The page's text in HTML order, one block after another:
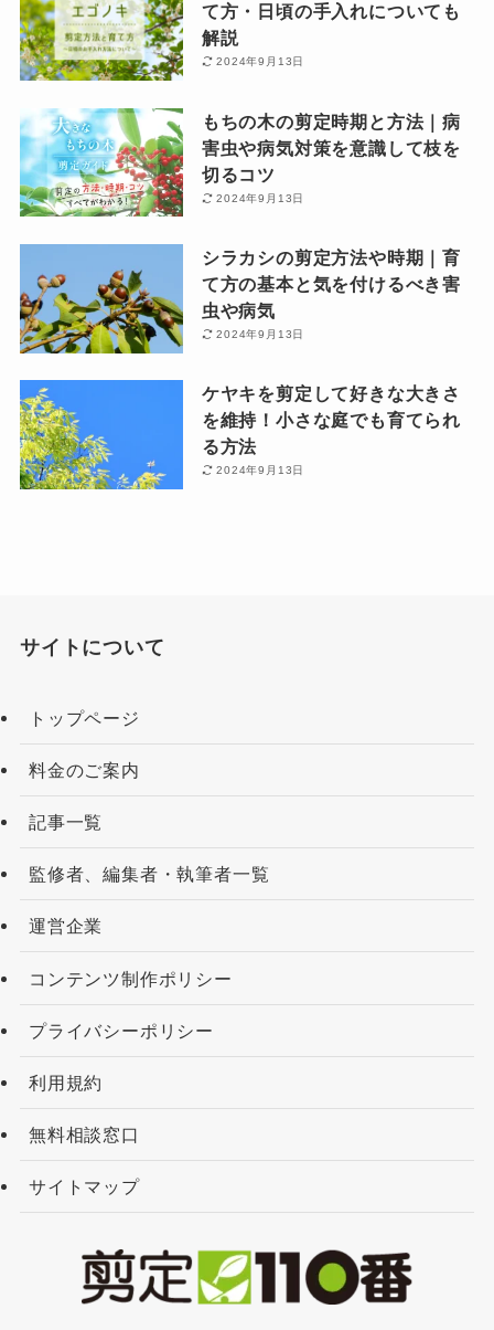
て方・日頃の手入れについても
解説
2024年9月13日
もちの木の剪定時期と方法｜病
害虫や病気対策を意識して枝を
切るコツ
2024年9月13日
シラカシの剪定方法や時期｜育
て方の基本と気を付けるべき害
虫や病気
2024年9月13日
ケヤキを剪定して好きな大きさ
を維持！小さな庭でも育てられ
る方法
2024年9月13日
サイトについて
トップページ
料金のご案内
記事一覧
監修者、編集者・執筆者一覧
運営企業
コンテンツ制作ポリシー
プライバシーポリシー
利用規約
無料相談窓口
サイトマップ